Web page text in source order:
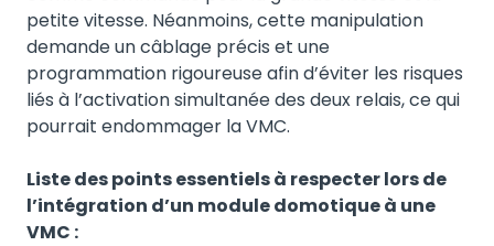
petite vitesse. Néanmoins, cette manipulation
demande un câblage précis et une
programmation rigoureuse afin d’éviter les risques
liés à l’activation simultanée des deux relais, ce qui
pourrait endommager la VMC.
Liste des points essentiels à respecter lors de
l’intégration d’un module domotique à une
VMC :